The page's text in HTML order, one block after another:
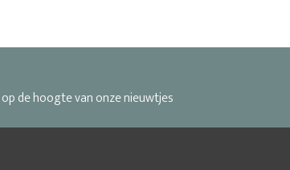
de hoogte van onze nieuwtjes